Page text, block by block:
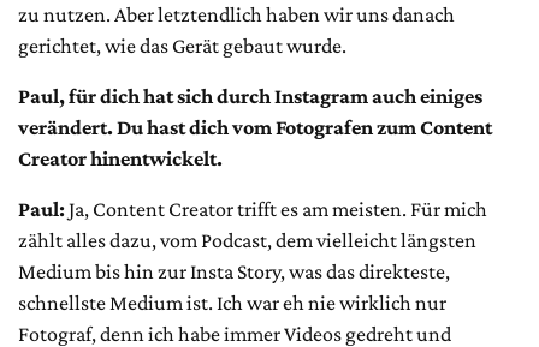
zu nutzen. Aber letztendlich haben wir uns danach
gerichtet, wie das Gerät gebaut wurde.
Paul, für dich hat sich durch Instagram auch einiges
verändert. Du hast dich vom Fotografen zum Content
Creator hinentwickelt.
Paul:Ja, Content Creator trifft es am meisten. Für mich
zählt alles dazu, vom Podcast, dem vielleicht längsten
Medium bis hin zur Insta Story, was das direkteste,
schnellste Medium ist. Ich war eh nie wirklich nur
Fotograf, denn ich habe immer Videos gedreht und